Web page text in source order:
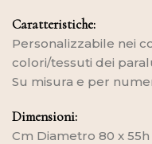
Caratteristiche:
Personalizzabile nei
colori/tessuti dei
Su misura e per
Dimensioni:
Cm Diametro 80 x 55h